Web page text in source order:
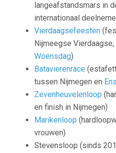
langeafstandsmars in
internationaal
Vierdaagsefeesten
Nijmeegse
Woensdag)
Batavierenrace
tussen Nijmegen en
Zevenheuvelenloop
en finish in Nijmegen)
Marikenloop
vrouwen)
Stevensloop (sinds